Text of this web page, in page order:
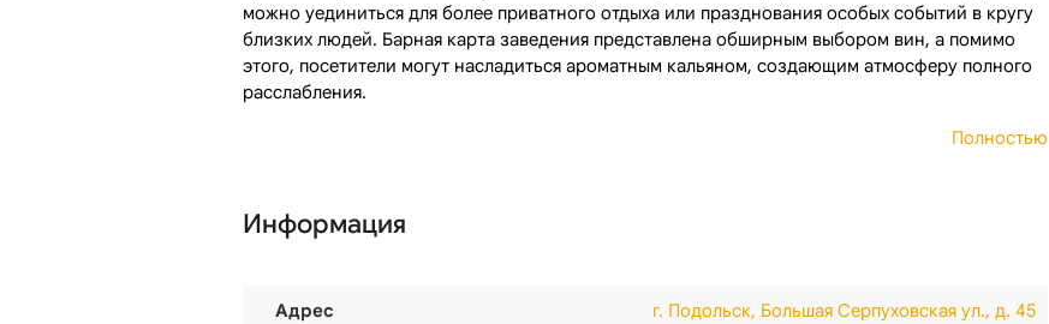
можно уединиться для более приватного отдыха или празднования особых событий в кругу
близких людей. Барная карта заведения представлена обширным выбором вин, а помимо
этого, посетители могут насладиться ароматным кальяном, создающим атмосферу полного
расслабления.
Полностью
Информация
Адрес г. Подольск, Большая Серпуховская ул., д. 45